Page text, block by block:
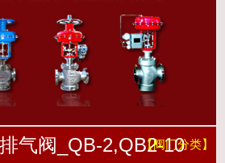
气阀_QB-2,QB2-10
【阀门分类】